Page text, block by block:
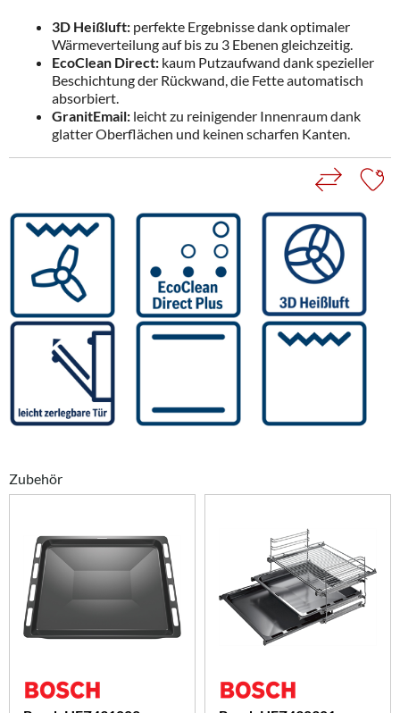
3D Heißluft: perfekte Ergebnisse dank optimaler
Wärmeverteilung auf bis zu 3 Ebenen gleichzeitig.
EcoClean Direct: kaum Putzaufwand dank spezieller
Beschichtung der Rückwand, die Fette automatisch
absorbiert.
GranitEmail: leicht zu reinigender Innenraum dank
glatter Oberflächen und keinen scharfen Kanten.
Zubehör